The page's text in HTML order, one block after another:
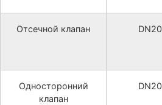
Отсечной клапан DN20
Односторонний
клапан
DN20